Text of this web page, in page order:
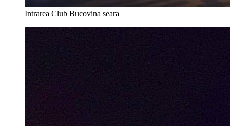
Intrarea Club Bucovina seara